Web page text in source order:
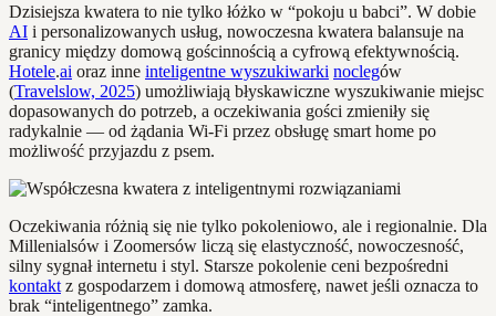
Dzisiejsza kwatera to nie tylko łóżko w “pokoju u babci”. W dobie
AI i personalizowanych usług, nowoczesna kwatera balansuje na
granicy między domową gościnnością a cyfrową efektywnością.
Hotele.ai oraz inne inteligentne wyszukiwarki noclegów
(Travelslow, 2025) umożliwiają błyskawiczne wyszukiwanie miejsc
dopasowanych do potrzeb, a oczekiwania gości zmieniły się
radykalnie — od żądania Wi-Fi przez obsługę smart home po
możliwość przyjazdu z psem.
Oczekiwania różnią się nie tylko pokoleniowo, ale i regionalnie. Dla
Millenialsów i Zoomersów liczą się elastyczność, nowoczesność,
silny sygnał internetu i styl. Starsze pokolenie ceni bezpośredni
kontakt z gospodarzem i domową atmosferę, nawet jeśli oznacza to
brak “inteligentnego” zamka.